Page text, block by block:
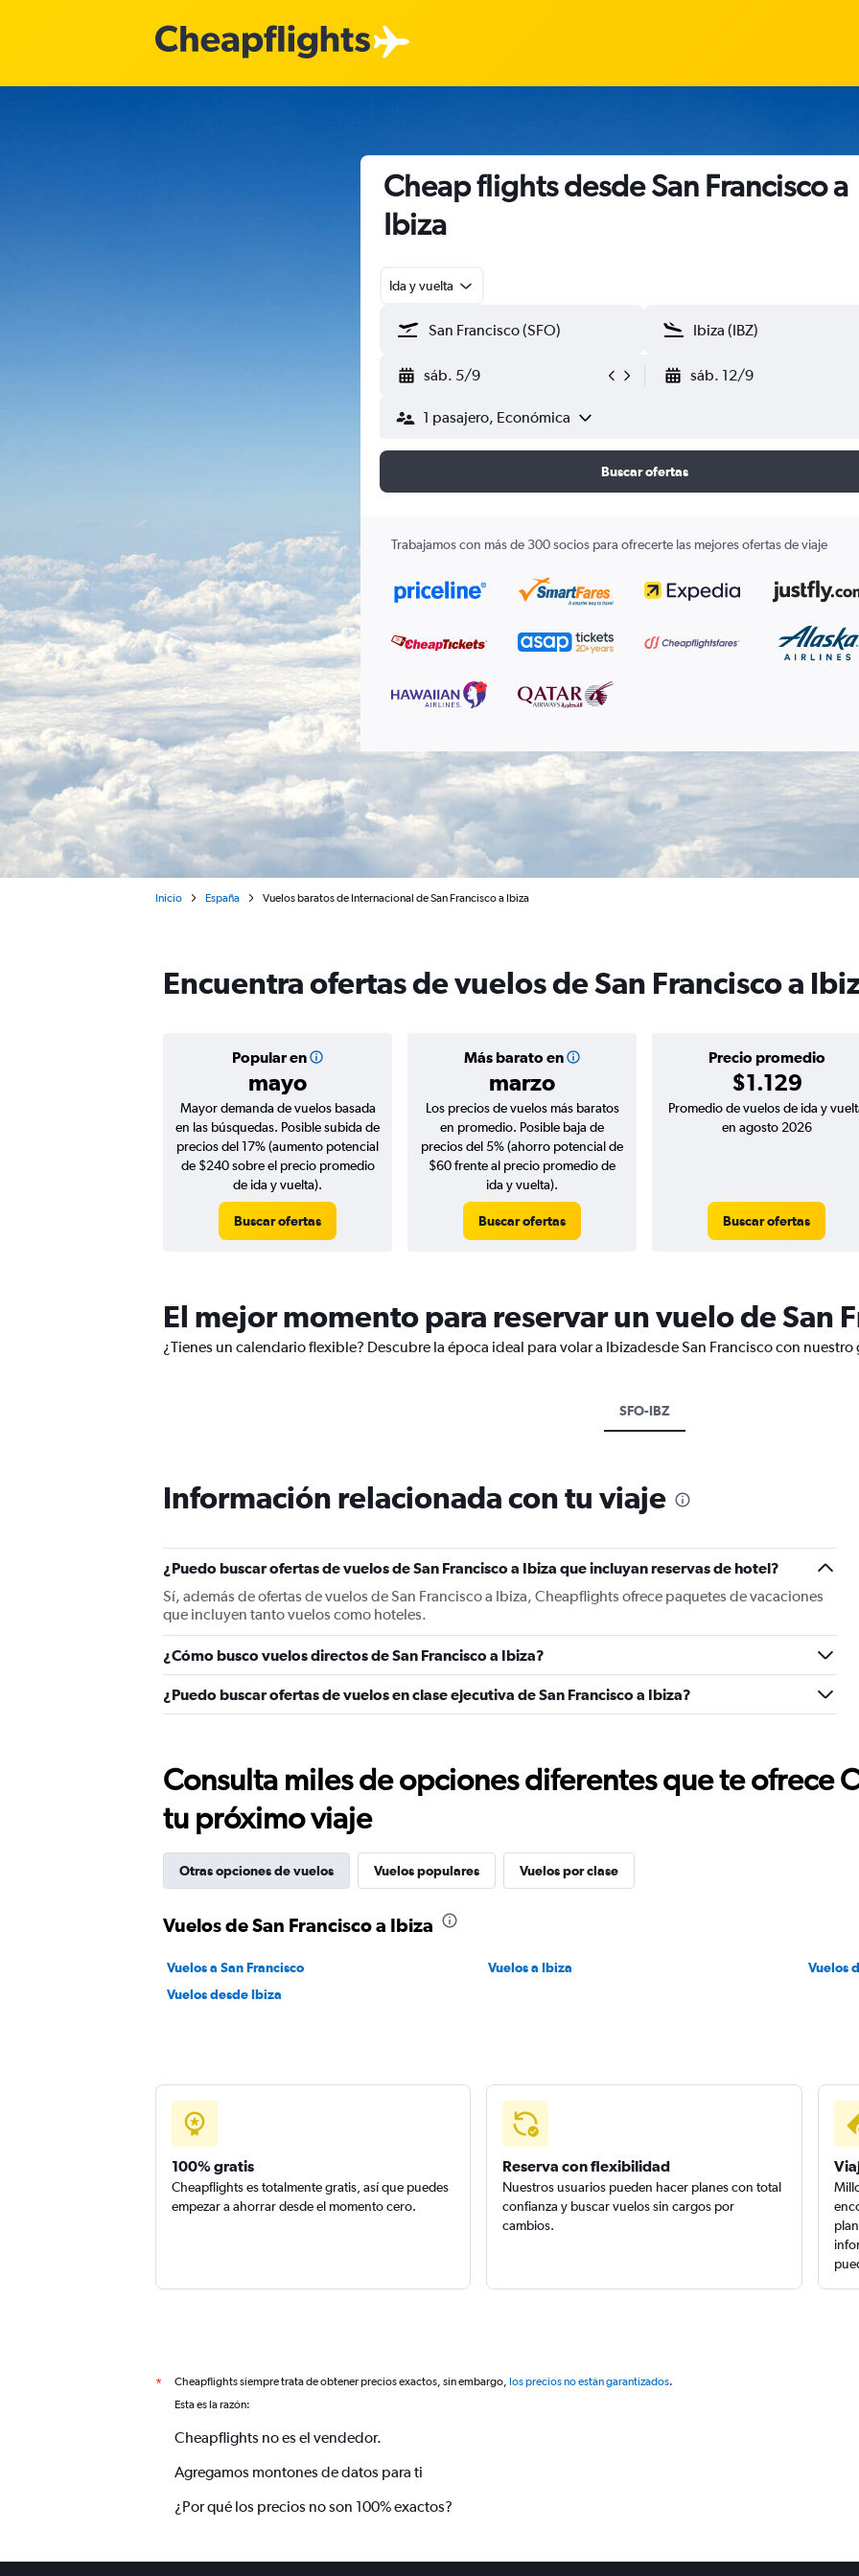
Cheap flights desde San Francisco a
Ibiza
Ida y vuelta
sáb. 5/9 sáb. 12/9
1 pasajero, Económica
Buscar ofertas
Trabajamos con más de 300 socios para ofrecerte las mejores ofertas de viaje
Inicio España Vuelos baratos de Internacional de San Francisco a Ibiza
Encuentra ofertas de vuelos de San Francisco a
Popular en
mayo
Más barato en
marzo
Precio promedio
$1.129
Mayor demanda de vuelos basada
en las búsquedas. Posible subida de
precios del 17% (aumento potencial
de $240 sobre el precio promedio
de ida y vuelta).
Buscar ofertas
Los precios de vuelos más baratos
en promedio. Posible baja de
precios del 5% (ahorro potencial de
$60 frente al precio promedio de
ida y vuelta).
Buscar ofertas
Promedio de vuelos de ida y
en agosto 2026
Buscar ofertas
El mejor momento para reservar un vuelo de San
¿Tienes un calendario flexible? Descubre la época ideal para volar a Ibizadesde San Francisco con
SFO-IBZ
Información relacionada con tu viaje
¿Puedo buscar ofertas de vuelos de San Francisco a Ibiza que incluyan reservas de hotel?
Sí, además de ofertas de vuelos de San Francisco a Ibiza, Cheapflights ofrece paquetes de vacaciones
que incluyen tanto vuelos como hoteles.
¿Cómo busco vuelos directos de San Francisco a Ibiza?
¿Puedo buscar ofertas de vuelos en clase ejecutiva de San Francisco a Ibiza?
Consulta miles de opciones diferentes que te ofrece
tu próximo viaje
Otras opciones de vuelos Vuelos populares Vuelos por clase
Vuelos de San Francisco a Ibiza
Vuelos a San Francisco Vuelos a Ibiza
Vuelos
Vuelos desde Ibiza
100% gratis
Cheapflights es totalmente gratis, así que puedes
empezar a ahorrar desde el momento cero.
Reserva con flexibilidad
Nuestros usuarios pueden hacer planes con total
confianza y buscar vuelos sin cargos por
cambios.
* Cheapflights siempre trata de obtener precios exactos, sin embargo, los precios no están garantizados.
Esta es la razón:
Cheapflights no es el vendedor.
Agregamos montones de datos para ti
¿Por qué los precios no son 100% exactos?